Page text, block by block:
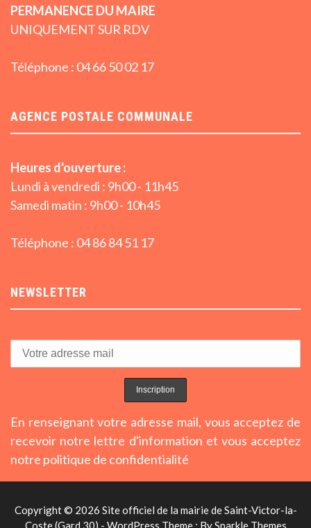
PERMANENCE DU MAIRE
UNIQUEMENT SUR RDV
Téléphone : 04 66 50 02 17
AGENCE POSTALE COMMUNALE
Heures d'ouverture :
Lundi à vendredi : 9h00 - 11h45
Samedi matin : 9h00 - 10h45
Téléphone : 04 86 84 51 17
NEWSLETTER
En renseignant votre adresse mail, vous acceptez de
recevoir notre lettre d'information et vous acceptez
notre politique de confidentialité
Copyright © 2026 Site officiel de la mairie de Saint-Victor-la-
Coste (Gard 30) - WordPress Theme : BySparkle Themes